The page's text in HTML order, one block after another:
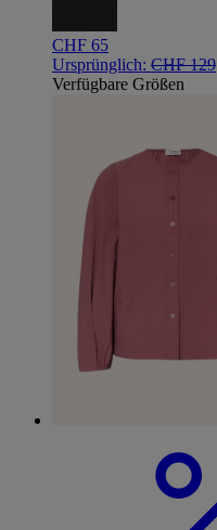
CHF 65
Ursprünglich: CHF 129
Verfügbare Größen